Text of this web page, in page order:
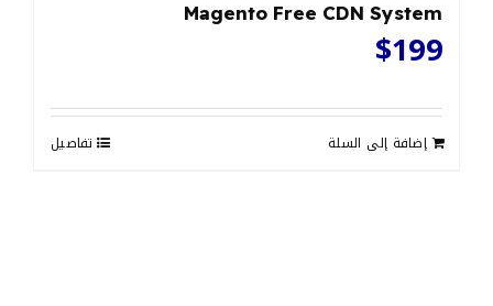
Magento Free CDN System
$199
إضافة إلى السلة تفاصيل